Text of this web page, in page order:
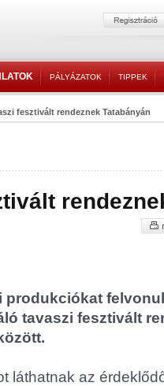
PÁLYÁZATOK TIPPEK
fesztivált rendeznek Tatabányán
produkciókat
tavaszi fesztivált
láthatnak az